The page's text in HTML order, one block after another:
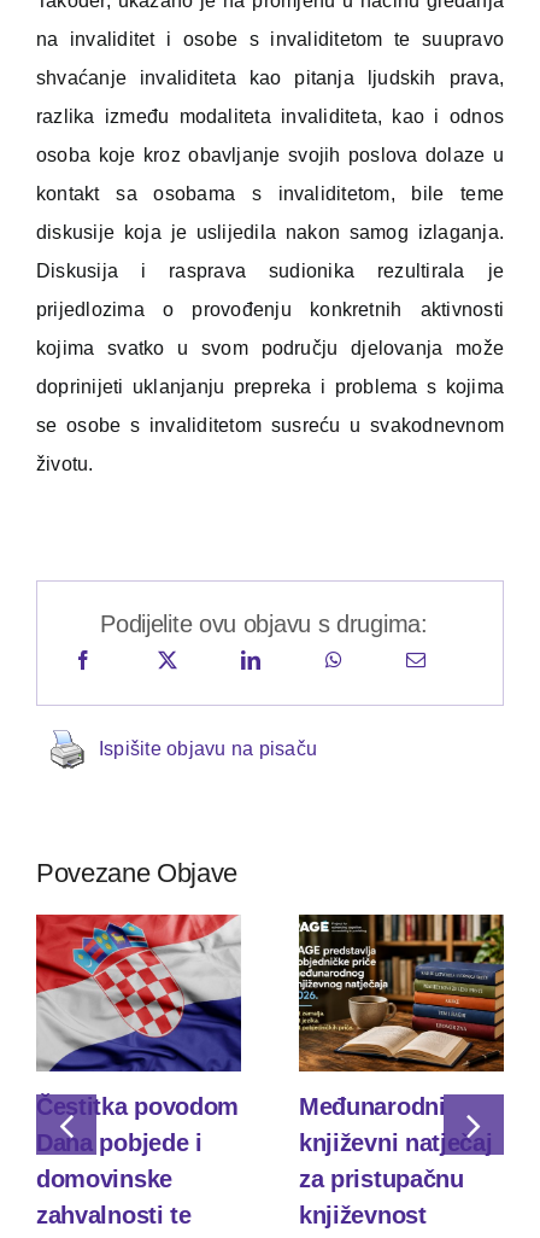
na invaliditet i osobe s invaliditetom te suupravo
shvaćanje invaliditeta kao pitanja ljudskih prava,
razlika između modaliteta invaliditeta, kao i odnos
osoba koje kroz obavljanje svojih poslova dolaze u
kontakt sa osobama s invaliditetom, bile teme
diskusije koja je uslijedila nakon samog izlaganja.
Diskusija i rasprava sudionika rezultirala je
prijedlozima o provođenju konkretnih aktivnosti
kojima svatko u svom području djelovanja može
doprinijeti uklanjanju prepreka i problema s kojima
se osobe s invaliditetom susreću u svakodnevnom
životu.
Podijelite ovu objavu s drugima:
Ispišite objavu na pisaču
Povezane Objave
Čestitka povodom
Dana pobjede i
domovinske
zahvalnosti te
Međunarodni
književni natječaj
za pristupačnu
književnost